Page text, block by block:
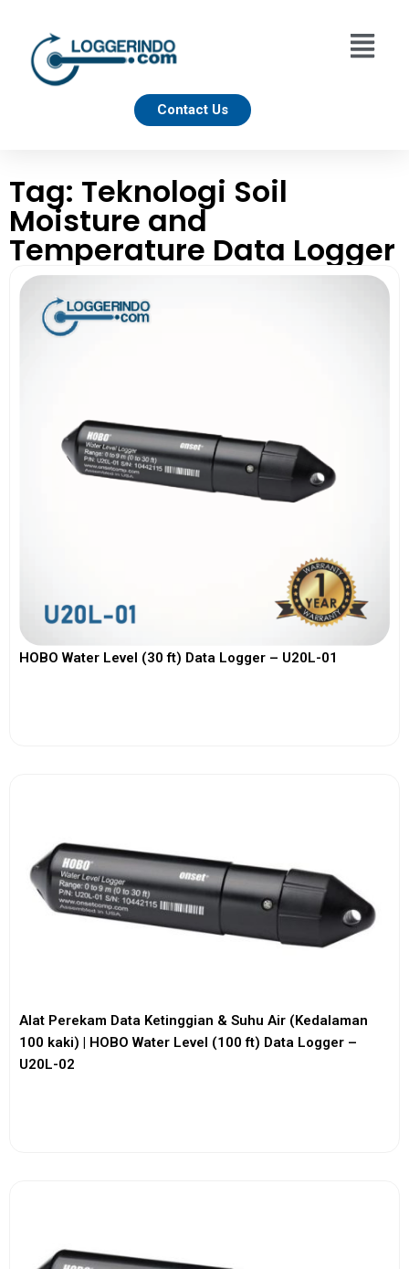
Contact Us
Tag: Teknologi Soil
Moisture and
Temperature Data Logger
HOBO Water Level (30 ft) Data Logger – U20L-01
Alat Perekam Data Ketinggian & Suhu Air (Kedalaman
100 kaki) | HOBO Water Level (100 ft) Data Logger –
U20L-02